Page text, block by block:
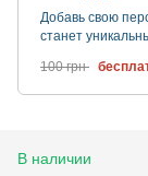
Добавь свою
станет
100 грн
В наличии